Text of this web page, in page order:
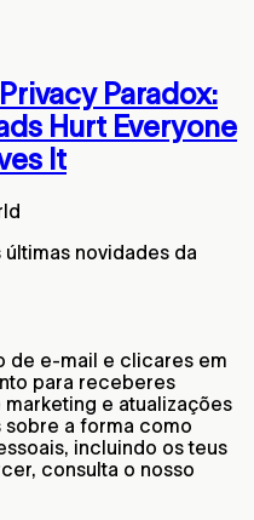
Paradox:
Hurt Everyone
It
novidades da
de e-mail e clicares em
para receberes
e atualizações
sobre a forma como
incluindo os teus
consulta o nosso